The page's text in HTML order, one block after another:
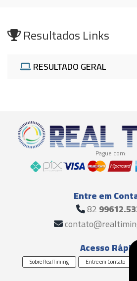
Resultados Links
RESULTADO GERAL
Pague com:
Entre em
82
Acesso Rápido
Sobre RealTiming Entre em Contato